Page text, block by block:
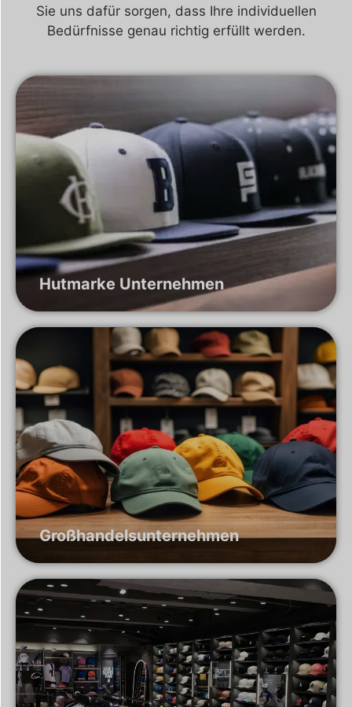
Sie uns dafür sorgen, dass Ihre individuellen
Bedürfnisse genau richtig erfüllt werden.
Hutmarke Unternehmen
Großhandelsunternehmen